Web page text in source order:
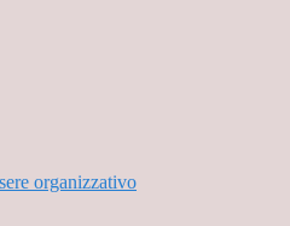
organizzativo